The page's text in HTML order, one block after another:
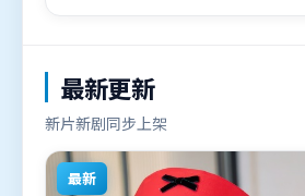
最新更新
新片新剧同步上架
最新